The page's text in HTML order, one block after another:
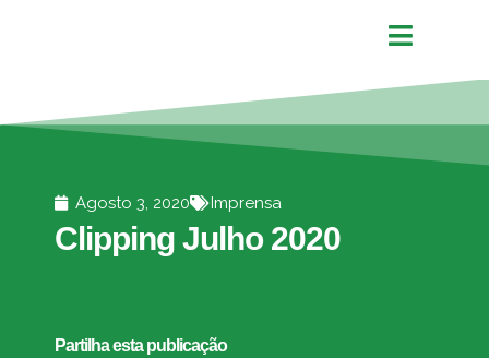
Agosto 3, 2020 Imprensa
Clipping Julho 2020
Partilha esta publicação